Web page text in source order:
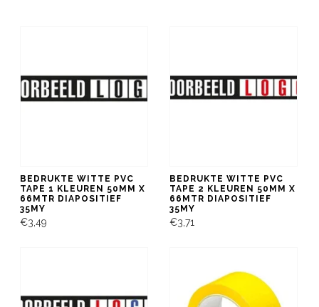
BEDRUKTE WITTE PVC
TAPE 1 KLEUREN 50MM X
66MTR DIAPOSITIEF
35MY
€3,49
BEDRUKTE WITTE PVC
TAPE 2 KLEUREN 50MM X
66MTR DIAPOSITIEF
35MY
€3,71